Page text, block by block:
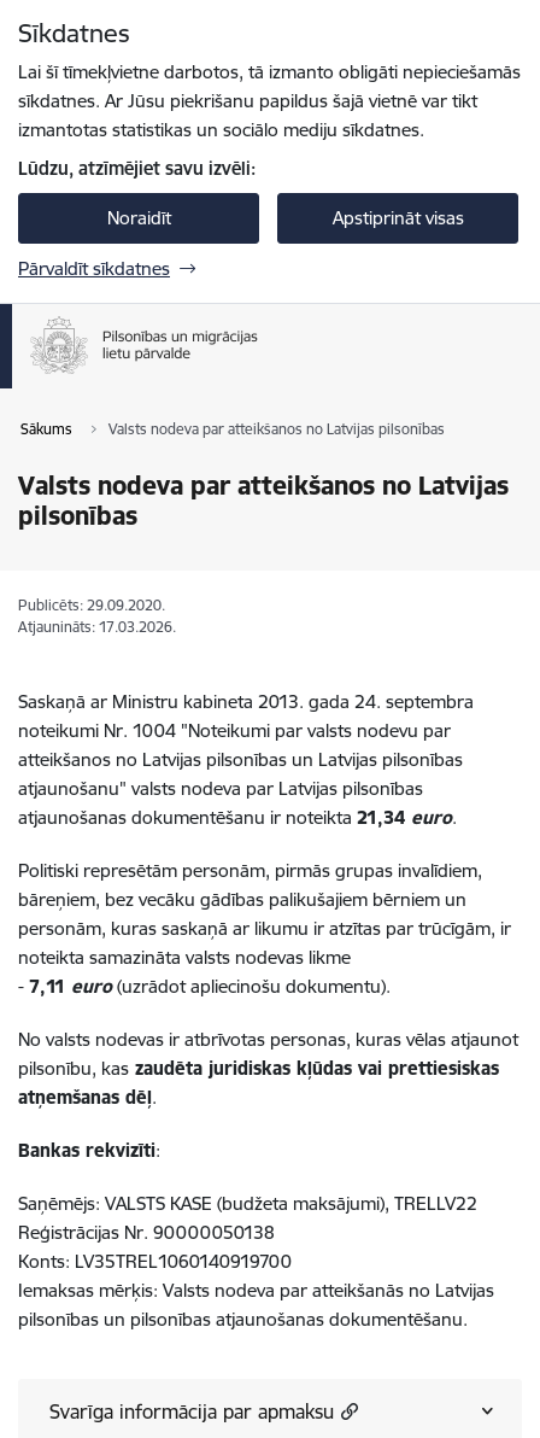
Sīkdatnes
Lai šī tīmekļvietne darbotos, tā izmanto obligāti nepieciešamās
sīkdatnes. Ar Jūsu piekrišanu papildus šajā vietnē var tikt
izmantotas statistikas un sociālo mediju sīkdatnes.
Lūdzu, atzīmējiet savu izvēli:
Noraidīt Apstiprināt visas
Pārvaldīt sīkdatnes
Sākums Valsts nodeva par atteikšanos no Latvijas pilsonības
Valsts nodeva par atteikšanos no Latvijas
pilsonības
Publicēts: 29.09.2020.
Atjaunināts: 17.03.2026.
Saskaņā ar Ministru kabineta 2013. gada 24. septembra
noteikumi Nr. 1004 "Noteikumi par valsts nodevu par
atteikšanos no Latvijas pilsonības un Latvijas pilsonības
atjaunošanu" valsts nodeva par Latvijas pilsonības
atjaunošanas dokumentēšanu ir noteikta 21,34 euro.
Politiski represētām personām, pirmās grupas invalīdiem,
bāreņiem, bez vecāku gādības palikušajiem bērniem un
personām, kuras saskaņā ar likumu ir atzītas par trūcīgām, ir
noteikta samazināta valsts nodevas likme
- 7,11 euro(uzrādot apliecinošu dokumentu).
No valsts nodevas ir atbrīvotas personas, kuras vēlas atjaunot
pilsonību, kas zaudēta juridiskas kļūdas vai prettiesiskas
atņemšanas dēļ.
Bankas rekvizīti:
Saņēmējs: VALSTS KASE (budžeta maksājumi), TRELLV22
Reģistrācijas Nr. 90000050138
Konts: LV35TREL1060140919700
Iemaksas mērķis: Valsts nodeva par atteikšanās no Latvijas
pilsonības un pilsonības atjaunošanas dokumentēšanu.
Svarīga informācija par apmaksu